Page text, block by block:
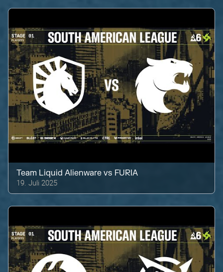
Team Liquid Alienware vs FURIA
19. Juli 2025